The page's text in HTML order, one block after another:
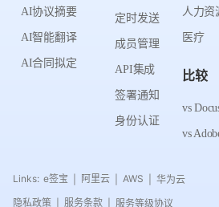
AI协议摘要
AI智能翻译
AI合同拟定
定时发送
成员管理
API集成
签署通知
身份认证
人力资
医疗
比较
vs
vs
Links: e签宝 阿里云 AWS
华为云
隐私政策
服务条款 服务等级协议